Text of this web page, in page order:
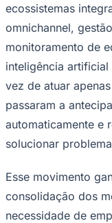
ecossistemas
omnichannel,
monitoramento de
inteligência
vez de atuar
passaram a
automaticamente e
solucionar
Esse movimento
consolidação dos
necessidade de